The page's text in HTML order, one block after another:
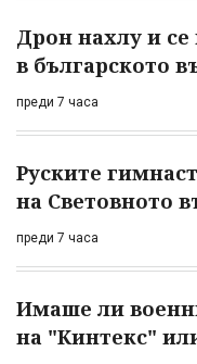
Дрон нахлу и се
в българското
преди 7 часа
Руските
на Световното
преди 7 часа
Имаше ли
на "Кинтекс"